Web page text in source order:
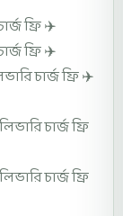
ফ্রি ✈️
ফ্রি ✈️
চার্জ ফ্রি ✈️
চার্জ ফ্রি
চার্জ ফ্রি